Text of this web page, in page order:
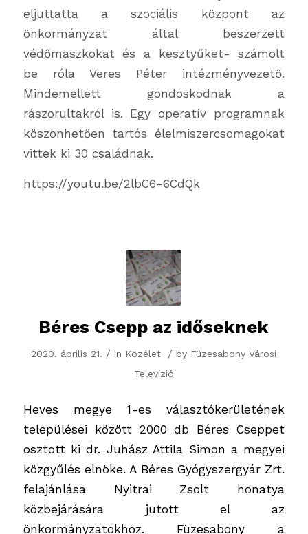
eljuttatta a szociális központ az
önkormányzat által beszerzett
védőmaszkokat és a kesztyűket- számolt
be róla Veres Péter intézményvezető.
Mindemellett gondoskodnak a
rászorultakról is. Egy operatív programnak
köszönhetően tartós élelmiszercsomagokat
vittek ki 30 családnak.
https://youtu.be/2lbC6-6CdQk
Béres Csepp az időseknek
2020. április 21. / in Közélet / by Füzesabony Városi
Televízió
Heves megye 1-es választókerületének
települései között 2000 db Béres Cseppet
osztott ki dr. Juhász Attila Simon a megyei
közgyűlés elnöke. A Béres Gyógyszergyár Zrt.
felajánlása Nyitrai Zsolt honatya
közbejárására jutott el az
önkormányzatokhoz. Füzesabony a